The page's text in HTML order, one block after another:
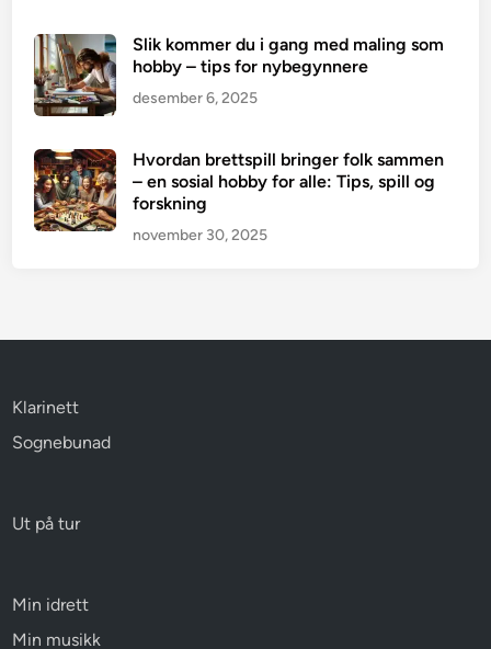
Slik kommer du i gang med maling som
hobby – tips for nybegynnere
desember 6, 2025
Hvordan brettspill bringer folk sammen
– en sosial hobby for alle: Tips, spill og
forskning
november 30, 2025
Klarinett
Sognebunad
Ut på tur
Min idrett
Min musikk